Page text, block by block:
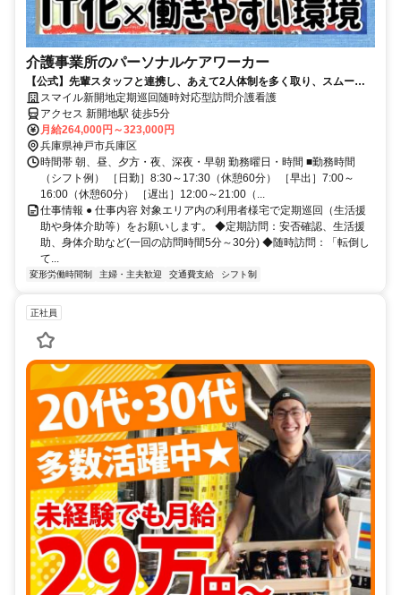
介護事業所のパーソナルケアワーカー
【公式】先輩スタッフと連携し、あえて2人体制を多く取り、スムーズ
な業務遂行に◎
スマイル新開地定期巡回随時対応型訪問介護看護
アクセス 新開地駅 徒歩5分
月給264,000円～323,000円
兵庫県神戸市兵庫区
時間帯 朝、昼、夕方・夜、深夜・早朝 勤務曜日・時間 ■勤務時間
（シフト例） ［日勤］8:30～17:30（休憩60分） ［早出］7:00～
16:00（休憩60分） ［遅出］12:00～21:00（...
仕事情報 ● 仕事内容 対象エリア内の利用者様宅で定期巡回（生活援
助や身体介助等）をお願いします。 ◆定期訪問：安否確認、生活援
助、身体介助など(一回の訪問時間5分～30分) ◆随時訪問：「転倒し
て...
変形労働時間制 主婦・主夫歓迎 交通費支給 シフト制
正社員